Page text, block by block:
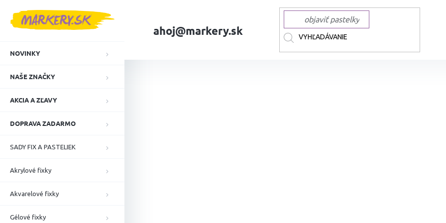
ahoj@markery.sk
NOVINKY
NAŠE ZNAČKY
AKCIA A ZĽAVY
DOPRAVA ZADARMO
SADY FIX A PASTELIEK
Akrylové fixky
Akvarelové fixky
Gélové fixky